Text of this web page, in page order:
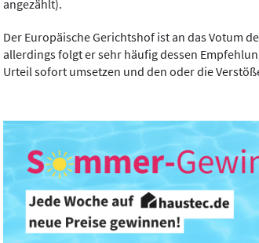
angezählt).
Der Europäische Gerichtshof ist an das Votum
allerdings folgt er sehr häufig dessen
Urteil sofort umsetzen und den oder die